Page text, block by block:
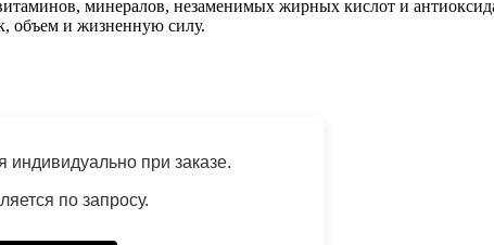
минералов, незаменимых жирных кислот и
объем и жизненную силу.
индивидуально при заказе.
по запросу.